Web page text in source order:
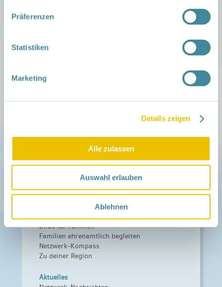
Präferenzen
Statistiken
Marketing
Details zeigen
Alle zulassen
Auswahl erlauben
Ablehnen
> zurück zur Übersicht „Eltern sein“
in der Schwangerschaft
Infos für Familien
Familien ehrenamtlich begleiten
Netzwerk-Kompass
Zu deiner Region
Aktuelles